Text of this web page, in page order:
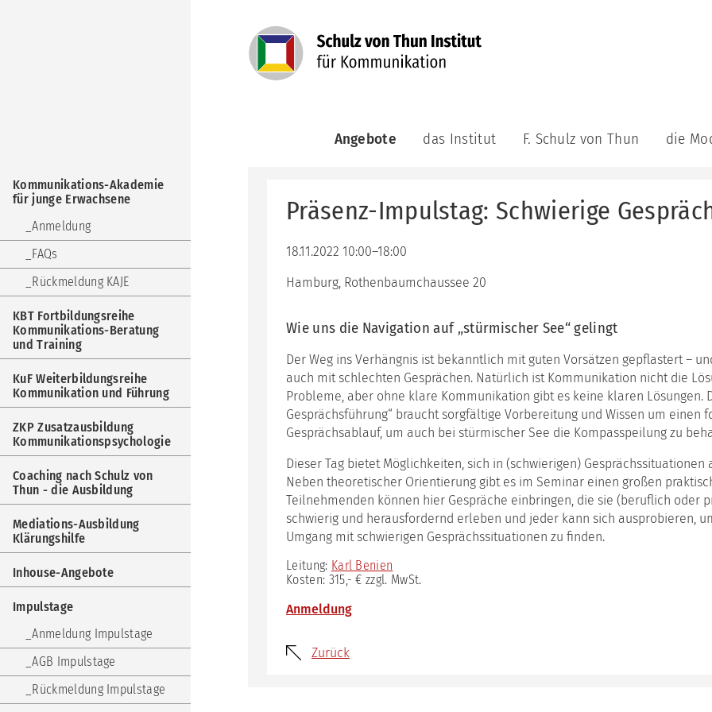
Angebote
junge
Erwachsene
KBT
Kommunikations-
Beratung
Training
Weiterbildungsreihe
Kommunikation
und
Führung
ZKP
Kommunikationspsychologie
Coaching
nach
Schulz
von
Thun
-
die
Ausbildung
Mediations-
Klärungshilfe
das Institut
aktuell
das
Berater:innenteam
Philosophie
the
Institute
(English
version)
Kooperationen
F. Schulz von Thun
Thun
Videos
Arbeitskreis
KuK
die
das
das
Werte-
und
das
Modell
das
Präsenz-Impulstag: Schwierige
18.11.2022 10:00–18:00
Hamburg, Rothenbaumchaussee 20
Wie uns die Navigation auf „stürmischer See“ gelingt
Der Weg ins Verhängnis ist bekanntlich mit guten Vorsätzen gepflastert –
auch mit schlechten Gesprächen. Natürlich ist Kommunikation nicht die
Probleme, aber ohne klare Kommunikation gibt es keine klaren Lösungen.
Gesprächsführung“ braucht sorgfältige Vorbereitung und Wissen um einen
Gesprächsablauf, um auch bei stürmischer See die Kompasspeilung zu
Dieser Tag bietet Möglichkeiten, sich in (schwierigen) Gesprächssituationen
Neben theoretischer Orientierung gibt es im Seminar einen großen
Teilnehmenden können hier Gespräche einbringen, die sie (beruflich oder
schwierig und herausfordernd erleben und jeder kann sich ausprobieren,
Umgang mit schwierigen Gesprächssituationen zu finden.
Leitung: Karl Benien
Kosten: 315,- € zzgl. MwSt.
Anmeldung
Zurück
überspringen
Kommunikations-Akademie
für junge Erwachsene
Anmeldung
FAQs
Rückmeldung KAJE
KBT Fortbildungsreihe
Kommunikations-Beratung
und Training
KuF Weiterbildungsreihe
Kommunikation und Führung
ZKP Zusatzausbildung
Kommunikationspsychologie
Coaching nach Schulz von
Thun - die Ausbildung
Mediations-Ausbildung
Klärungshilfe
Inhouse-Angebote
Impulstage
Anmeldung Impulstage
AGB Impulstage
Rückmeldung Impulstage